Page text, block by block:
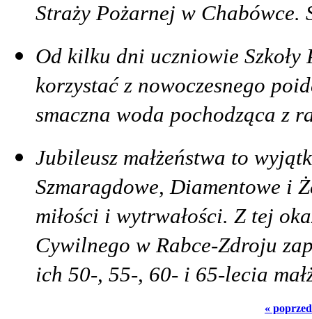
Straży Pożarnej w Chabówce.
Od kilku dni uczniowie
korzystać z nowoczesnego
smaczna woda pochodząca z
Jubileusz małżeństwa to
Szmaragdowe, Diamentowe i
miłości i wytrwałości. Z tej
Cywilnego w Rabce-Zdroju
ich 50-, 55-, 60- i 65-lecia
«